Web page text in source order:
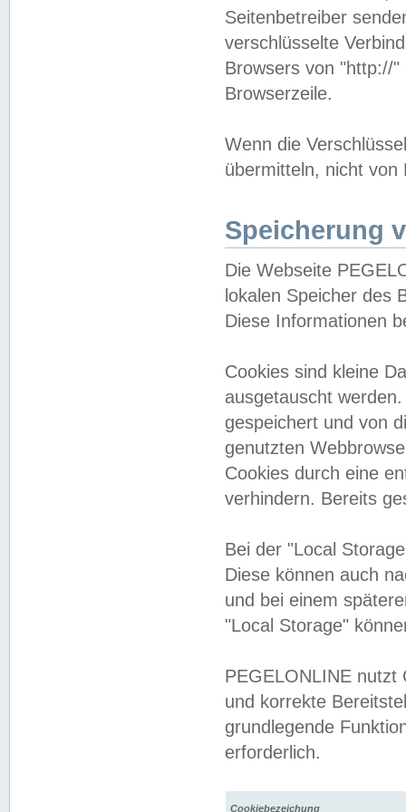
Seitenbetreiber
verschlüsselte
Browsers von "http://
Browserzeile.
Wenn die
übermitteln, nicht von
Speicherung
Die Webseite
lokalen Speicher des
Diese Informationen
Cookies sind kleine
ausgetauscht
gespeichert und von
genutzten
Cookies durch eine
verhindern. Bereits
Bei der "Local
Diese können auch
und bei einem
"Local Storage"
PEGELONLINE nutzt
und korrekte
grundlegende
erforderlich.
Cookiebezeichung